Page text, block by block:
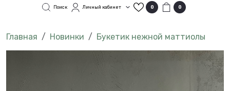
Поиск Личный кабинет 0 0
Новинки Букетик нежной маттиолы